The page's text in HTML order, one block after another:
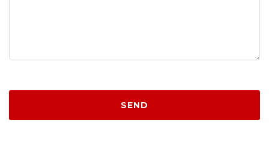
SEND